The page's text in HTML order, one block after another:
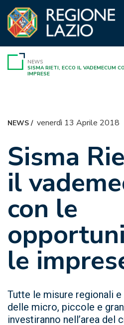
contenuto
NEWS
SISMA RIETI, ECCO IL VADEMECUM
IMPRESE
NEWS/ venerdì 13 Aprile 2018
Sisma
il
con le
le
Tutte le misure regionali
delle micro, piccole e
investiranno nell’area del